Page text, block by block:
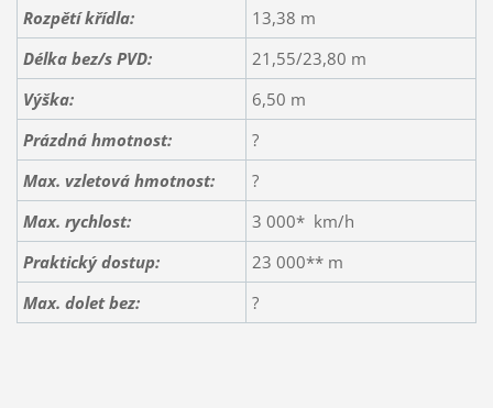
Rozpětí křídla:
13,38 m
Délka bez/s PVD:
21,55/23,80 m
Výška:
6,50 m
Prázdná hmotnost:
?
Max. vzletová hmotnost:
?
Max. rychlost:
3 000* km/h
Praktický dostup:
23 000** m
Max. dolet bez:
?